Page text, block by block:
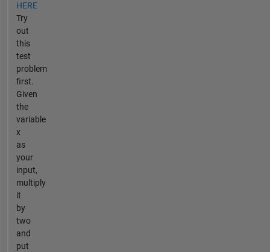
HERE
Try
out
this
test
problem
first.
Given
the
variable
x
as
your
input,
multiply
it
by
two
and
put